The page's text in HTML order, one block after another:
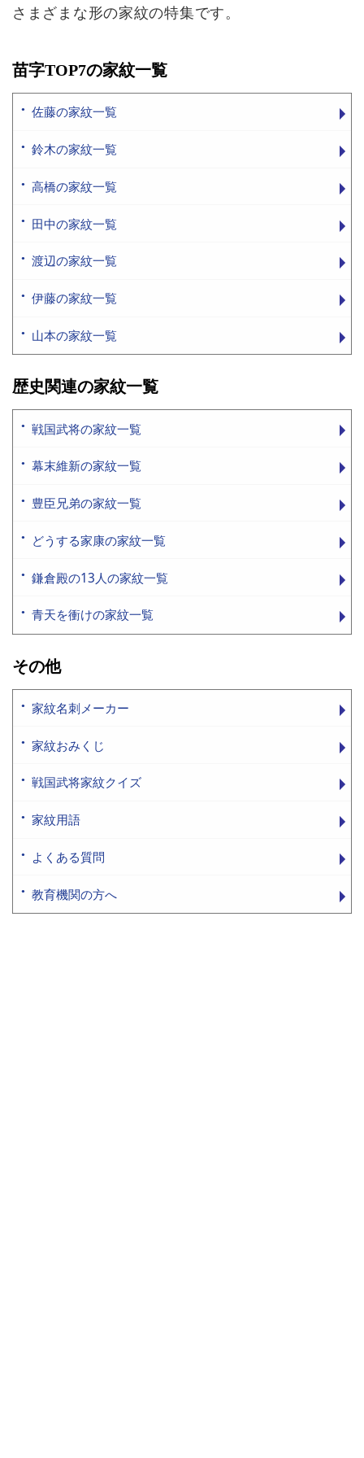
さまざまな形の家紋の特集です。
苗字TOP7の家紋一覧
佐藤の家紋一覧
鈴木の家紋一覧
高橋の家紋一覧
田中の家紋一覧
渡辺の家紋一覧
伊藤の家紋一覧
山本の家紋一覧
歴史関連の家紋一覧
戦国武将の家紋一覧
幕末維新の家紋一覧
豊臣兄弟の家紋一覧
どうする家康の家紋一覧
鎌倉殿の13人の家紋一覧
青天を衝けの家紋一覧
その他
家紋名刺メーカー
家紋おみくじ
戦国武将家紋クイズ
家紋用語
よくある質問
教育機関の方へ